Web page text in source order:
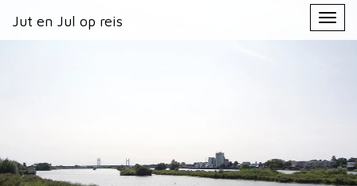
Jut en Jul op reis
Primary
Menu
Jut en Jul op reis